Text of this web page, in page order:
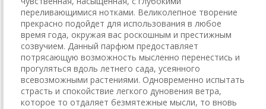
переливающимися нотками. Великолепное творение
прекрасно подойдет для использования в любое
время года, окружая вас роскошным и престижным
созвучием. Данный парфюм предоставляет
потрясающую возможность мысленно перенестись и
прогуляться вдоль летнего сада, усеянного
всевозможными растениями. Одновременно испытать
страсть и спокойствие легкого дуновения ветра,
которое то отдаляет безмятежные мысли, то вновь